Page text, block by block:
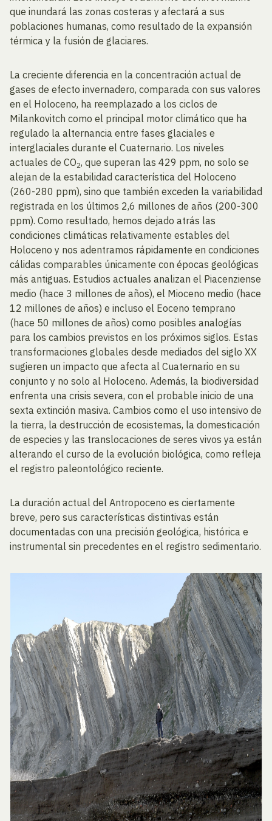
que inundará las zonas costeras y afectará a sus
poblaciones humanas, como resultado de la expansión
térmica y la fusión de glaciares.
La creciente diferencia en la concentración actual de
gases de efecto invernadero, comparada con sus valores
en el Holoceno, ha reemplazado a los ciclos de
Milankovitch como el principal motor climático que ha
regulado la alternancia entre fases glaciales e
interglaciales durante el Cuaternario. Los niveles
actuales de CO2, que superan las 429 ppm, no solo se
alejan de la estabilidad característica del Holoceno
(260-280 ppm), sino que también exceden la variabilidad
registrada en los últimos 2,6 millones de años (200-300
ppm). Como resultado, hemos dejado atrás las
condiciones climáticas relativamente estables del
Holoceno y nos adentramos rápidamente en condiciones
cálidas comparables únicamente con épocas geológicas
más antiguas. Estudios actuales analizan el Piacenziense
medio (hace 3 millones de años), el Mioceno medio (hace
12 millones de años) e incluso el Eoceno temprano
(hace 50 millones de años) como posibles analogías
para los cambios previstos en los próximos siglos. Estas
transformaciones globales desde mediados del siglo XX
sugieren un impacto que afecta al Cuaternario en su
conjunto y no solo al Holoceno. Además, la biodiversidad
enfrenta una crisis severa, con el probable inicio de una
sexta extinción masiva. Cambios como el uso intensivo de
la tierra, la destrucción de ecosistemas, la domesticación
de especies y las translocaciones de seres vivos ya están
alterando el curso de la evolución biológica, como refleja
el registro paleontológico reciente.
La duración actual del Antropoceno es ciertamente
breve, pero sus características distintivas están
documentadas con una precisión geológica, histórica e
instrumental sin precedentes en el registro sedimentario.